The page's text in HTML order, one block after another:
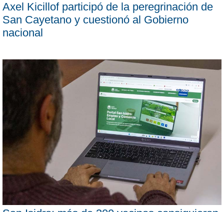
Axel Kicillof participó de la peregrinación de
San Cayetano y cuestionó al Gobierno
nacional